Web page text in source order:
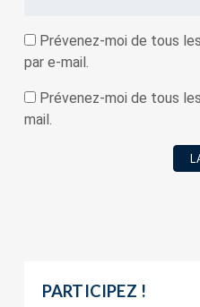
Prévenez-moi de tous
par e-mail.
Prévenez-moi de tous
mail.
PARTICIPEZ !